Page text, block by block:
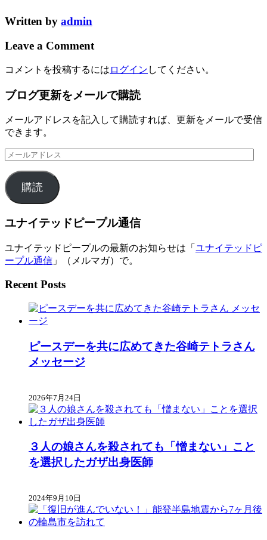
Written by admin
Leave a Comment
コメントを投稿するには ログイン してください。
ブログ更新をメールで購読
メールアドレスを記入して購読すれば、更新をメールで受信
できます。
メ
ル
ア
ド
ス
購読
ユナイテッドピープル通信
ユナイテッドピープルの最新のお知らせは「 ユナイテッドピ
ープル通信 」（メルマガ）で。
Recent Posts
ピースデーを共に広めてきた谷崎テトラさん
メッセージ
2026年7月24日
３人の娘さんを殺されても「憎まない」こと
を選択したガザ出身医師
2024年9月10日